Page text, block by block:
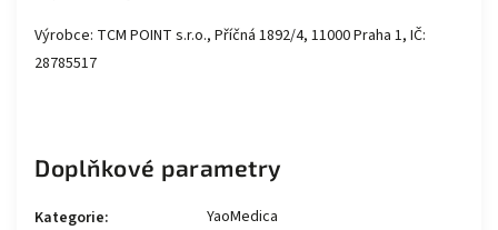
Výrobce: TCM POINT s.r.o., Příčná 1892/4, 11000 Praha 1, IČ:
28785517
Doplňkové parametry
Kategorie:
YaoMedica